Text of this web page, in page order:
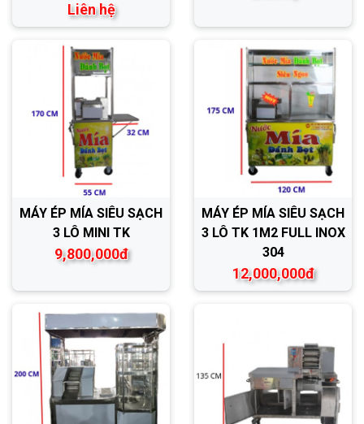
Liên hệ
MÁY ÉP MÍA SIÊU SẠCH
3 LÔ MINI TK
9,800,000đ
MÁY ÉP MÍA SIÊU SẠCH
3 LÔ TK 1M2 FULL INOX
304
12,000,000đ